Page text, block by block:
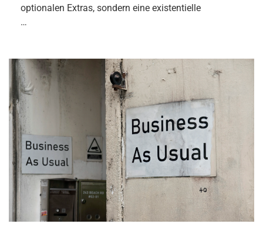
optionalen Extras, sondern eine existentielle
…